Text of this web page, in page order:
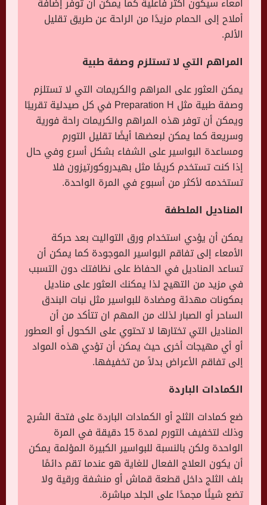
أملاح إلى الحمام مزيدًا من الراحة عن طريق تقليل
الألم.
المراهم التي لا تستلزم وصفة طبية
يمكن العثور على المراهم والكريمات التي لا تستلزم
وصفة طبية مثل Preparation H في كل صيدلية تقريبًا
ويمكن أن توفر هذه المراهم والكريمات راحة فورية
وسريعة كما يمكن لبعضها أيضًا تقليل التورم
ومساعدة البواسير على الشفاء بشكل أسرع وفي حال
إذا كنت تستخدم كريمًا مثل بهيدروكورتيزون فلا
تستخدمه لأكثر من أسبوع في المرة الواحدة.
المناديل الملطفة
يمكن أن يؤدي استخدام ورق التواليت بعد حركة
الأمعاء إلى تفاقم البواسير الموجودة كما يمكن أن
تساعد المناديل في الحفاظ على نظافتك دون التسبب
في مزيد من التهيج لذا يمكنك العثور على مناديل
بمكونات مهدئة ومضادة للبواسير مثل نبات البندق
الساحر أو الصبار لذلك من المهم ان تتأكد من أن
المناديل التي تختارها لا تحتوي على الكحول أو العطور
أو أي مهيجات أخرى حيث يمكن أن تؤدي هذه المواد
إلى تفاقم الأعراض بدلاً من تخفيفها.
الكمادات الباردة
ضع كمادات الثلج أو الكمادات الباردة على فتحة الشرج
وذلك لتخفيف التورم لمدة 15 دقيقة في المرة
الواحدة ولكن بالنسبة للبواسير الكبيرة المؤلمة يمكن
أن يكون العلاج الفعال للغاية هو عندما تقم دائمًا
بلف الثلج داخل قطعة قماش أو منشفة ورقية ولا
تضع شيئًا مجمدًا على الجلد مباشرة.